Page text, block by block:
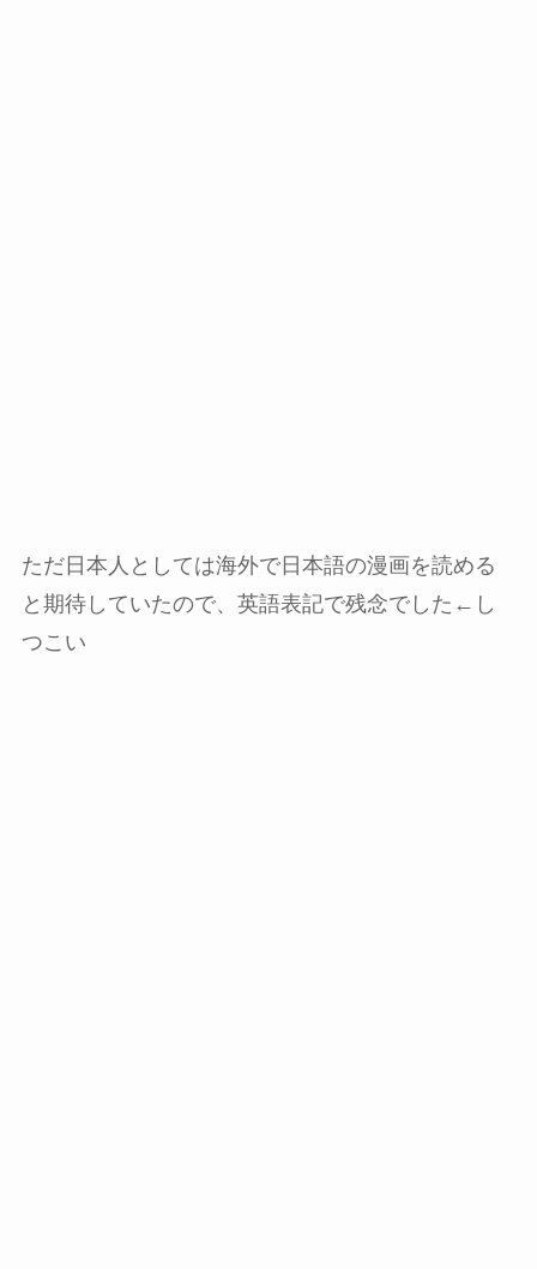
ただ日本人としては海外で日本語の漫画を読める
と期待していたので、英語表記で残念でした←し
つこい